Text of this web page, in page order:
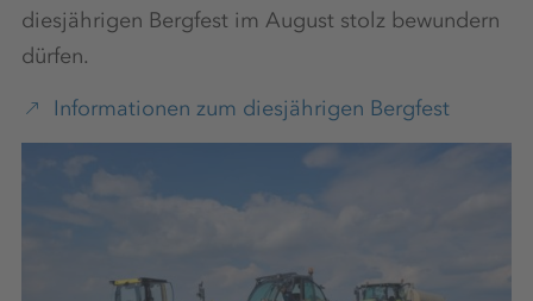
diesjährigen Bergfest im August stolz bewundern
dürfen.
Informationen zum diesjährigen Bergfest